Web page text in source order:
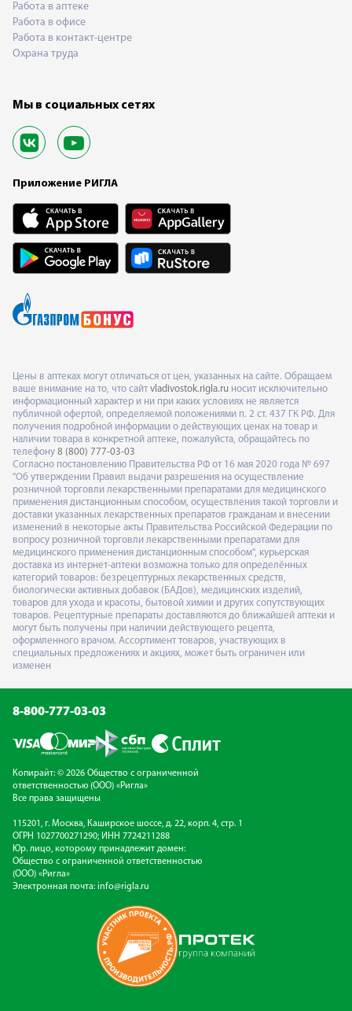
Работа в аптеке
Работа в офисе
Работа в контакт-центре
Охрана труда
Мы в социальных сетях
Приложение РИГЛА
Цены в аптеках могут отличаться от цен, указанных на сайте. Обращаем
ваше внимание на то, что сайт vladivostok.rigla.ru носит исключительно
информационный характер и ни при каких условиях не является
публичной офертой, определяемой положениями п. 2 ст. 437 ГК РФ. Для
получения подробной информации о действующих ценах на товар и
наличии товара в конкретной аптеке, пожалуйста, обращайтесь по
телефону 8 (800) 777-03-03
Согласно постановлению Правительства РФ от 16 мая 2020 года № 697
"Об утверждении Правил выдачи разрешения на осуществление
розничной торговли лекарственными препаратами для медицинского
применения дистанционным способом, осуществления такой торговли и
доставки указанных лекарственных препаратов гражданам и внесении
изменений в некоторые акты Правительства Российской Федерации по
вопросу розничной торговли лекарственными препаратами для
медицинского применения дистанционным способом", курьерская
доставка из интернет-аптеки возможна только для определённых
категорий товаров: безрецептурных лекарственных средств,
биологически активных добавок (БАДов), медицинских изделий,
товаров для ухода и красоты, бытовой химии и других сопутствующих
товаров. Рецептурные препараты доставляются до ближайшей аптеки и
могут быть получены при наличии действующего рецепта,
оформленного врачом. Ассортимент товаров, участвующих в
специальных предложениях и акциях, может быть ограничен или
изменен
8-800-777-03-03
Копирайт: © 2026 Общество с ограниченной
ответственностью (ООО) «Ригла»
Все права защищены
115201, г. Москва, Каширское шоссе, д. 22, корп. 4, стр. 1
ОГРН 1027700271290; ИНН 7724211288
Юр. лицо, которому принадлежит домен:
Общество с ограниченной ответственностью
(ООО) «Ригла»
Электронная почта: info@rigla.ru